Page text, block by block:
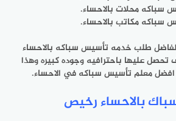
سباكه محلات بالاحساء.
سباكه مكاتب بالاحساء.
طلب خدمه تأسيس سباكه بالاحساء
عليها باحترافيه وجوده كبيره وهذا
افضل معلم تأسيس سباكه في الاحساء.
بالاحساء رخيص